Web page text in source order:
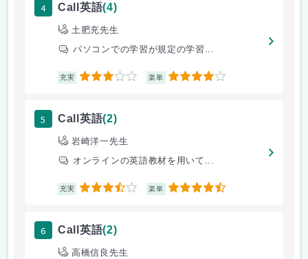
4 Call英語(4)
土肥充先生
パソコンでの学習が規定の学習...
充実 3 楽単 4
5 Call英語(2)
岩崎洋一先生
オンラインの英語教材を用いて...
充実 3.5 楽単 4.5
6 Call英語(2)
高橋信良先生